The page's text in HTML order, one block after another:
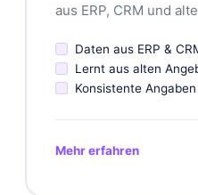
aus ERP, CRM und
Daten aus ERP &
Lernt aus alten
Konsistente Angaben
Mehr erfahren